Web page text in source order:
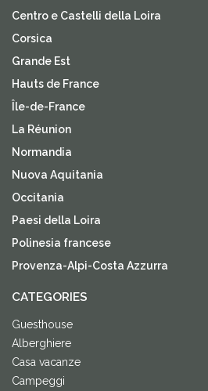
Centro e Castelli della Loira
Corsica
Grande Est
Hauts de France
Île-de-France
La Réunion
Normandia
Nuova Aquitania
Occitania
Paesi della Loira
Polinesia francese
Provenza-Alpi-Costa Azzurra
CATEGORIES
Guesthouse
Alberghiere
Casa vacanze
Campeggi